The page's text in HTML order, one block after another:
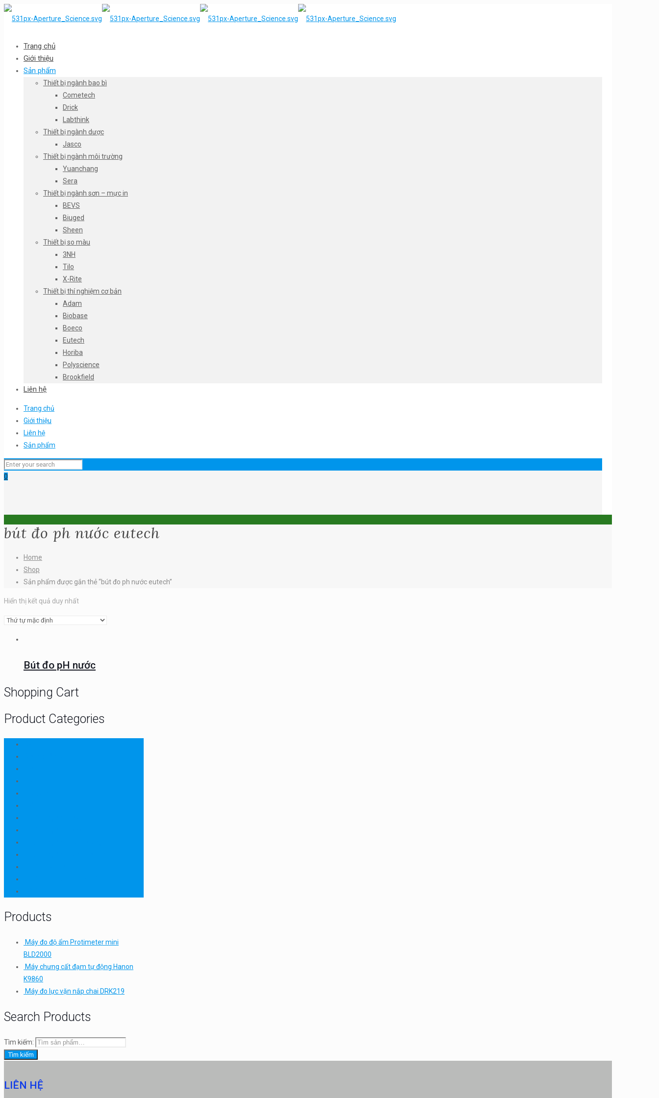
Trang chủ
Giới thiệu
Sản phẩm
Thiết bị ngành bao bì
Cometech
Drick
Labthink
Thiết bị ngành dược
Jasco
Thiết bị ngành môi trường
Yuanchang
Sera
Thiết bị ngành sơn – mực in
BEVS
Biuged
Sheen
Thiết bị so màu
3NH
Tilo
X-Rite
Thiết bị thí nghiệm cơ bản
Adam
Biobase
Boeco
Eutech
Horiba
Polyscience
Brookfield
Liên hệ
Trang chủ
Giới thiệu
Liên hệ
Sản phẩm
0
bút đo ph nước eutech
Home
Shop
Sản phẩm được gắn thẻ “bút đo ph nước eutech”
Hiển thị kết quả duy nhất
Bút đo pH nước
Shopping Cart
Product Categories
Products
Máy đo độ ẩm Protimeter mini
BLD2000
Máy chưng cất đạm tự động Hanon
K9860
Máy đo lực vặn nắp chai DRK219
Search Products
Tìm kiếm:
Tìm kiếm
LIÊN HỆ